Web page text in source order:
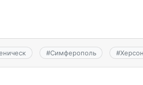
#Симферополь #